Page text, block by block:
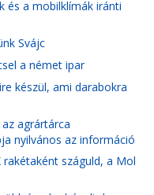
és a mobilklímák iránti
Svájc
a német ipar
készül, ami darabokra
agrártárca
nyilvános az információ
rakétaként száguld, a Mol